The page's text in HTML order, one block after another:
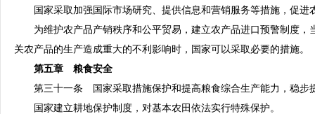
国家采取加强国际市场研究、提供信息和营销服务等措施，促进
为维护农产品产销秩序和公平贸易，建立农产品进口预警制度，
关农产品的生产造成重大的不利影响时，国家可以采取必要的措施。
第五章 粮食安全
第三十一条 国家采取措施保护和提高粮食综合生产能力，稳步
国家建立耕地保护制度，对基本农田依法实行特殊保护。